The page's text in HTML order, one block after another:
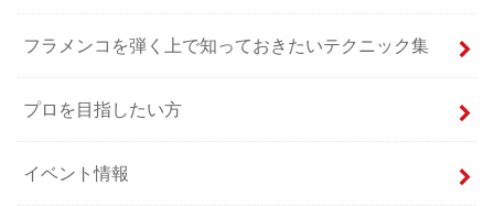
フラメンコを弾く上で知っておきたいテクニック集
プロを目指したい方
イベント情報